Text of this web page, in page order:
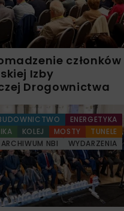
członków
Izby
Drogownictwa
ENERGETYKA
KOLEJ MOSTY
TUNELE
ARCHIWUM NBI
WYDARZENIA